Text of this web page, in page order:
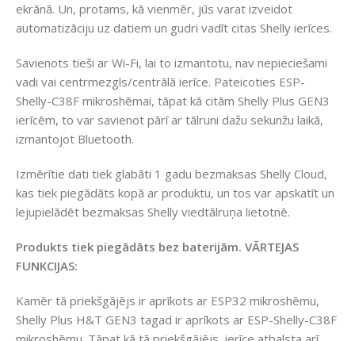
ekrānā. Un, protams, kā vienmēr, jūs varat izveidot
automatizāciju uz datiem un gudri vadīt citas Shelly ierīces.
Savienots tieši ar Wi-Fi, lai to izmantotu, nav nepieciešami
vadi vai centrmezgls/centrālā ierīce. Pateicoties ESP-
Shelly-C38F mikroshēmai, tāpat kā citām Shelly Plus GEN3
ierīcēm, to var savienot pārī ar tālruni dažu sekunžu laikā,
izmantojot Bluetooth.
Izmērītie dati tiek glabāti 1 gadu bezmaksas Shelly Cloud,
kas tiek piegādāts kopā ar produktu, un tos var apskatīt un
lejupielādēt bezmaksas Shelly viedtālruņa lietotnē.
Produkts tiek piegādāts bez baterijām. VĀRTEJAS
FUNKCIJAS:
Kamēr tā priekšgājējs ir aprīkots ar ESP32 mikroshēmu,
Shelly Plus H&T GEN3 tagad ir aprīkots ar ESP-Shelly-C38F